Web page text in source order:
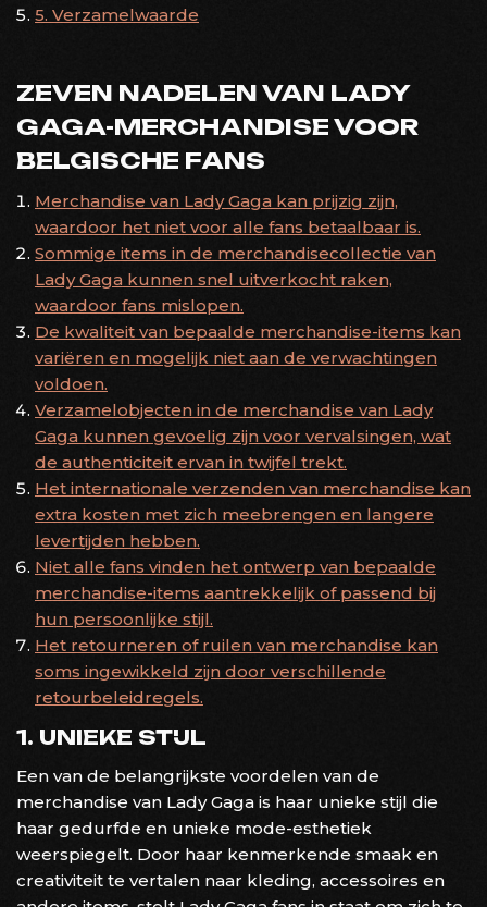
5. Verzamelwaarde
ZEVEN NADELEN VAN LADY
GAGA-MERCHANDISE VOOR
BELGISCHE FANS
Merchandise van Lady Gaga kan prijzig zijn,
waardoor het niet voor alle fans betaalbaar is.
Sommige items in de merchandisecollectie van
Lady Gaga kunnen snel uitverkocht raken,
waardoor fans mislopen.
De kwaliteit van bepaalde merchandise-items kan
variëren en mogelijk niet aan de verwachtingen
voldoen.
Verzamelobjecten in de merchandise van Lady
Gaga kunnen gevoelig zijn voor vervalsingen, wat
de authenticiteit ervan in twijfel trekt.
Het internationale verzenden van merchandise kan
extra kosten met zich meebrengen en langere
levertijden hebben.
Niet alle fans vinden het ontwerp van bepaalde
merchandise-items aantrekkelijk of passend bij
hun persoonlijke stijl.
Het retourneren of ruilen van merchandise kan
soms ingewikkeld zijn door verschillende
retourbeleidregels.
1. UNIEKE STIJL
Een van de belangrijkste voordelen van de
merchandise van Lady Gaga is haar unieke stijl die
haar gedurfde en unieke mode-esthetiek
weerspiegelt. Door haar kenmerkende smaak en
creativiteit te vertalen naar kleding, accessoires en